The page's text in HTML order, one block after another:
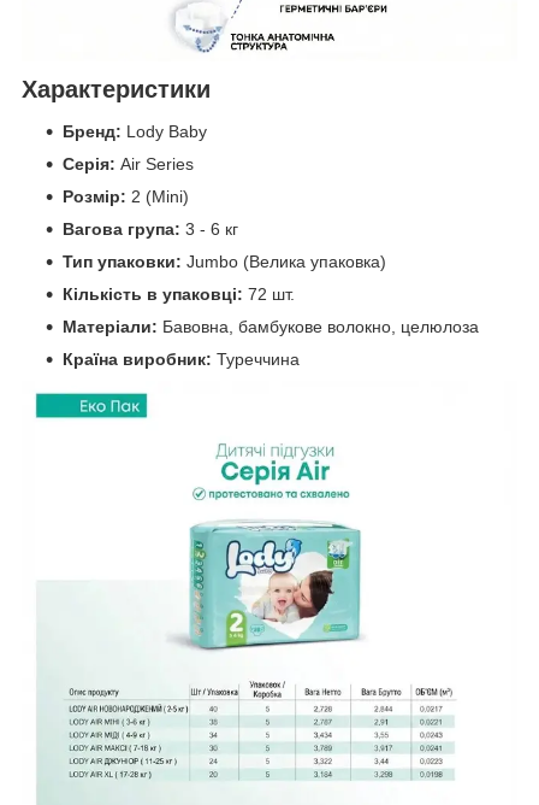
Характеристики
Бренд: Lody Baby
Серія: Air Series
Розмір: 2 (Mini)
Вагова група: 3 - 6 кг
Тип упаковки: Jumbo (Велика упаковка)
Кількість в упаковці: 72 шт.
Матеріали: Бавовна, бамбукове волокно, целюлоза
Країна виробник: Туреччина